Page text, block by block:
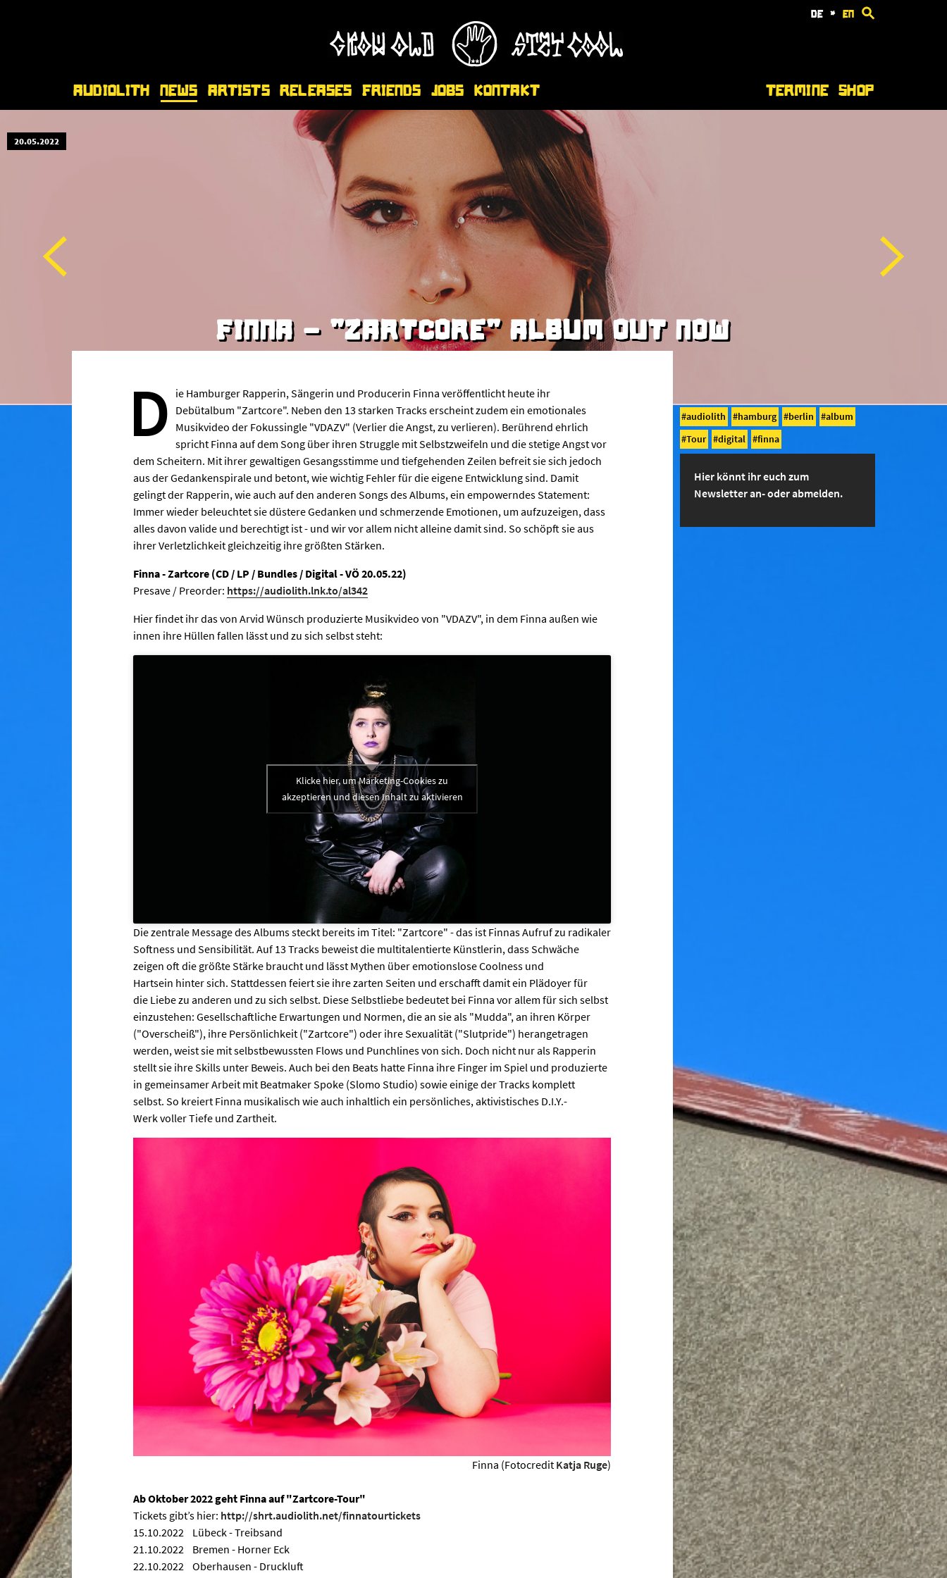
de * en
Audiolith News Artists Releases Friends Jobs Kontakt Termine Shop
20.05.2022
FINNA - "ZARTCORE" ALBUM OUT NOW
D ie Hamburger Rapperin, Sängerin und Producerin Finna veröffentlicht heute ihr
Debütalbum "Zartcore". Neben den 13 starken Tracks erscheint zudem ein emotionales
Musikvideo der Fokussingle "VDAZV" (Verlier die Angst, zu verlieren). Berührend ehrlich
spricht Finna auf dem Song über ihren Struggle mit Selbstzweifeln und die stetige Angst vor
dem Scheitern. Mit ihrer gewaltigen Gesangsstimme und tiefgehenden Zeilen befreit sie sich jedoch
aus der Gedankenspirale und betont, wie wichtig Fehler für die eigene Entwicklung sind. Damit
gelingt der Rapperin, wie auch auf den anderen Songs des Albums, ein empowerndes Statement:
Immer wieder beleuchtet sie düstere Gedanken und schmerzende Emotionen, um aufzuzeigen, dass
alles davon valide und berechtigt ist - und wir vor allem nicht alleine damit sind. So schöpft sie aus
ihrer Verletzlichkeit gleichzeitig ihre größten Stärken.
Finna - Zartcore (CD / LP / Bundles / Digital - VÖ 20.05.22)
Presave / Preorder: https://audiolith.lnk.to/al342
Hier findet ihr das von Arvid Wünsch produzierte Musikvideo von "VDAZV", in dem Finna außen wie
innen ihre Hüllen fallen lässt und zu sich selbst steht:
Klicke hier, um Marketing-Cookies zu
akzeptieren und diesen Inhalt zu aktivieren
Die zentrale Message des Albums steckt bereits im Titel: "Zartcore" - das ist Finnas Aufruf zu radikaler
Softness und Sensibilität. Auf 13 Tracks beweist die multitalentierte Künstlerin, dass Schwäche
zeigen oft die größte Stärke braucht und lässt Mythen über emotionslose Coolness und
Hartsein hinter sich. Stattdessen feiert sie ihre zarten Seiten und erschafft damit ein Plädoyer für
die Liebe zu anderen und zu sich selbst. Diese Selbstliebe bedeutet bei Finna vor allem für sich selbst
einzustehen: Gesellschaftliche Erwartungen und Normen, die an sie als "Mudda", an ihren Körper
("Overscheiß"), ihre Persönlichkeit ("Zartcore") oder ihre Sexualität ("Slutpride") herangetragen
werden, weist sie mit selbstbewussten Flows und Punchlines von sich. Doch nicht nur als Rapperin
stellt sie ihre Skills unter Beweis. Auch bei den Beats hatte Finna ihre Finger im Spiel und produzierte
in gemeinsamer Arbeit mit Beatmaker Spoke (Slomo Studio) sowie einige der Tracks komplett
selbst. So kreiert Finna musikalisch wie auch inhaltlich ein persönliches, aktivistisches D.I.Y.-
Werk voller Tiefe und Zartheit.
Finna (Fotocredit Katja Ruge)
Ab Oktober 2022 geht Finna auf "Zartcore-Tour"
Tickets gibt’s hier: http://shrt.audiolith.net/finnatourtickets
15.10.2022 Lübeck - Treibsand
21.10.2022 Bremen - Horner Eck
22.10.2022 Oberhausen - Druckluft
audiolith hamburg berlin
album
Tour
digital finna
Hier könnt ihr euch zum
Newsletter an- oder abmelden.